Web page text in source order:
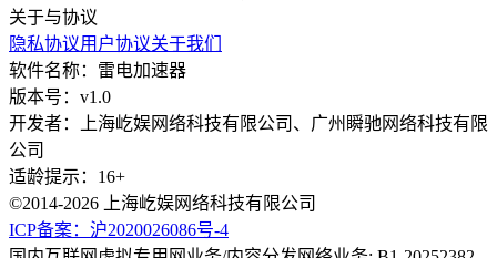
关于与协议
隐私协议用户协议关于我们
软件名称：雷电加速器
版本号：v1.0
开发者：上海屹娱网络科技有限公司、广州瞬驰网络科技有限
公司
适龄提示：16+
©2014-2026 上海屹娱网络科技有限公司
ICP备案：沪2020026086号-4